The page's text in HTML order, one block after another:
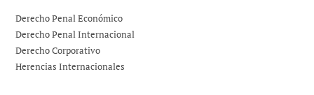
Derecho Penal Económico
Derecho Penal Internacional
Derecho Corporativo
Herencias Internacionales